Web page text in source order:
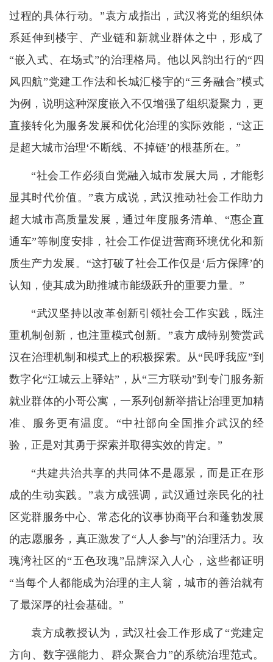
过程的具体行动。”袁方成指出，武汉将党的组织体
系延伸到楼宇、产业链和新就业群体之中，形成了
“嵌入式、在场式”的治理格局。他以风韵出行的“四
风四航”党建工作法和长城汇楼宇的“三务融合”模式
为例，说明这种深度嵌入不仅增强了组织凝聚力，更
直接转化为服务发展和优化治理的实际效能，“这正
是超大城市治理‘不断线、不掉链’的根基所在。”
“社会工作必须自觉融入城市发展大局，才能彰
显其时代价值。”袁方成说，武汉推动社会工作助力
超大城市高质量发展，通过年度服务清单、“惠企直
通车”等制度安排，社会工作促进营商环境优化和新
质生产力发展。“这打破了社会工作仅是‘后方保障’的
认知，使其成为助推城市能级跃升的重要力量。”
“武汉坚持以改革创新引领社会工作实践，既注
重机制创新，也注重模式创新。”袁方成特别赞赏武
汉在治理机制和模式上的积极探索。从“民呼我应”到
数字化“江城云上驿站”，从“三方联动”到专门服务新
就业群体的小哥公寓，一系列创新举措让治理更加精
准、服务更有温度。“中社部向全国推介武汉的经
验，正是对其勇于探索并取得实效的肯定。”
“共建共治共享的共同体不是愿景，而是正在形
成的生动实践。”袁方成强调，武汉通过亲民化的社
区党群服务中心、常态化的议事协商平台和蓬勃发展
的志愿服务，真正激发了“人人参与”的治理活力。玫
瑰湾社区的“五色玫瑰”品牌深入人心，这些都证明
“当每个人都能成为治理的主人翁，城市的善治就有
了最深厚的社会基础。”
袁方成教授认为，武汉社会工作形成了“党建定
方向、数字强能力、群众聚合力”的系统治理范式。